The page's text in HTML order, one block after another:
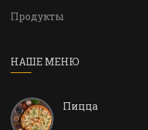
Продукты
НАШЕ МЕНЮ
Пицца